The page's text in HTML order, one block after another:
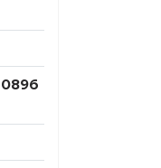
0896